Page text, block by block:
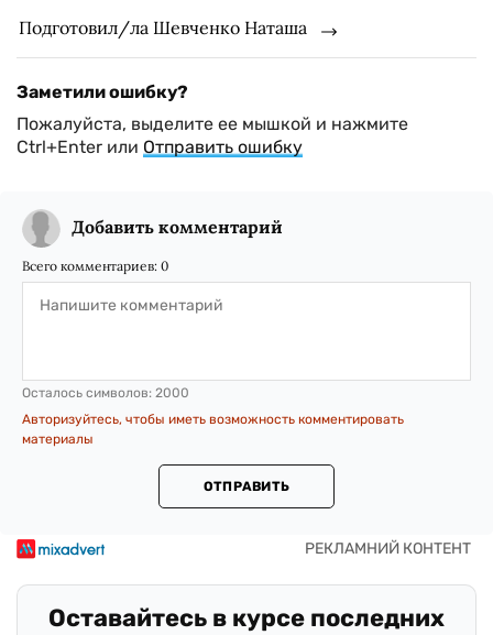
Подготовил/ла Шевченко Наташа
Заметили ошибку?
Пожалуйста, выделите ее мышкой и нажмите
Ctrl+Enter или Отправить ошибку
Добавить комментарий
Всего комментариев: 0
Осталось символов: 2000
Авторизуйтесь, чтобы иметь возможность комментировать
материалы
ОТПРАВИТЬ
Оставайтесь в курсе последних